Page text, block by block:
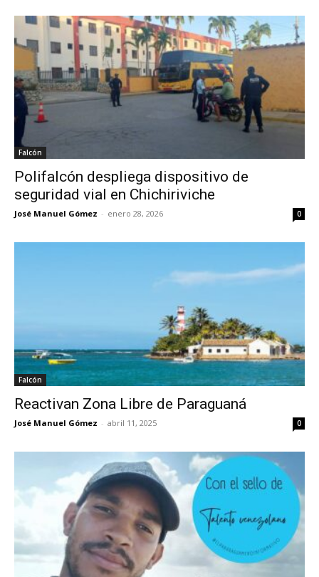
Falcón
Polifalcón despliega dispositivo de
seguridad vial en Chichiriviche
José Manuel Gómez - enero 28, 2026 0
Falcón
Reactivan Zona Libre de Paraguaná
José Manuel Gómez - abril 11, 2025 0